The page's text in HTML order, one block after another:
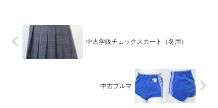
中古学販チェックスカート（冬用）
中古ブルマ